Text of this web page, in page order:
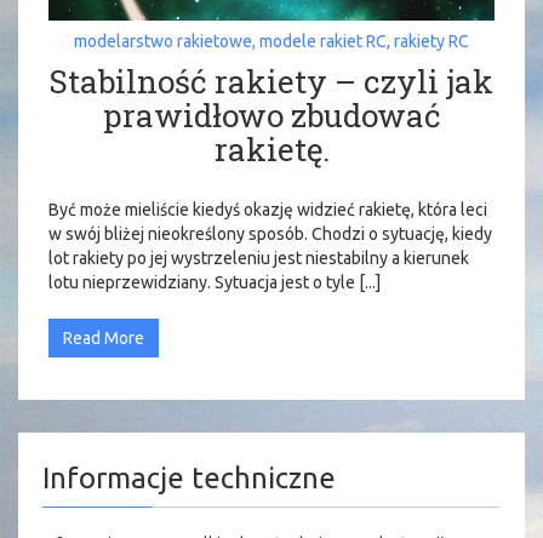
modelarstwo rakietowe, modele rakiet RC, rakiety RC
Stabilność rakiety – czyli jak
prawidłowo zbudować
rakietę.
Być może mieliście kiedyś okazję widzieć rakietę, która leci
w swój bliżej nieokreślony sposób. Chodzi o sytuację, kiedy
lot rakiety po jej wystrzeleniu jest niestabilny a kierunek
lotu nieprzewidziany. Sytuacja jest o tyle [...]
Read More
Informacje techniczne